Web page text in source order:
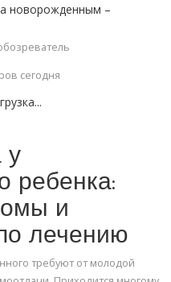
новорожденным –
сегодня
у
ребенка:
и
лечению
требуют от молодой